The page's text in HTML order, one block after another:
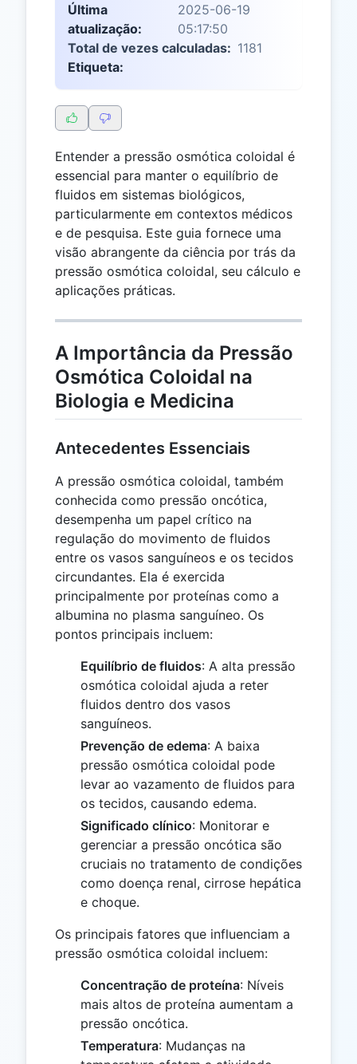
Última
atualização:
2025-06-19
05:17:50
Total de vezes calculadas: 1181
Etiqueta:
Entender a pressão osmótica coloidal é
essencial para manter o equilíbrio de
fluidos em sistemas biológicos,
particularmente em contextos médicos
e de pesquisa. Este guia fornece uma
visão abrangente da ciência por trás da
pressão osmótica coloidal, seu cálculo e
aplicações práticas.
A Importância da Pressão
Osmótica Coloidal na
Biologia e Medicina
Antecedentes Essenciais
A pressão osmótica coloidal, também
conhecida como pressão oncótica,
desempenha um papel crítico na
regulação do movimento de fluidos
entre os vasos sanguíneos e os tecidos
circundantes. Ela é exercida
principalmente por proteínas como a
albumina no plasma sanguíneo. Os
pontos principais incluem:
Equilíbrio de fluidos: A alta pressão
osmótica coloidal ajuda a reter
fluidos dentro dos vasos
sanguíneos.
Prevenção de edema: A baixa
pressão osmótica coloidal pode
levar ao vazamento de fluidos para
os tecidos, causando edema.
Significado clínico: Monitorar e
gerenciar a pressão oncótica são
cruciais no tratamento de condições
como doença renal, cirrose hepática
e choque.
Os principais fatores que influenciam a
pressão osmótica coloidal incluem:
Concentração de proteína: Níveis
mais altos de proteína aumentam a
pressão oncótica.
Temperatura: Mudanças na